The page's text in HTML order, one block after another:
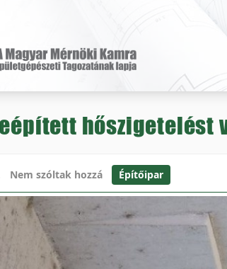
hőszigetelést
Nem szóltak hozzá Építőipar